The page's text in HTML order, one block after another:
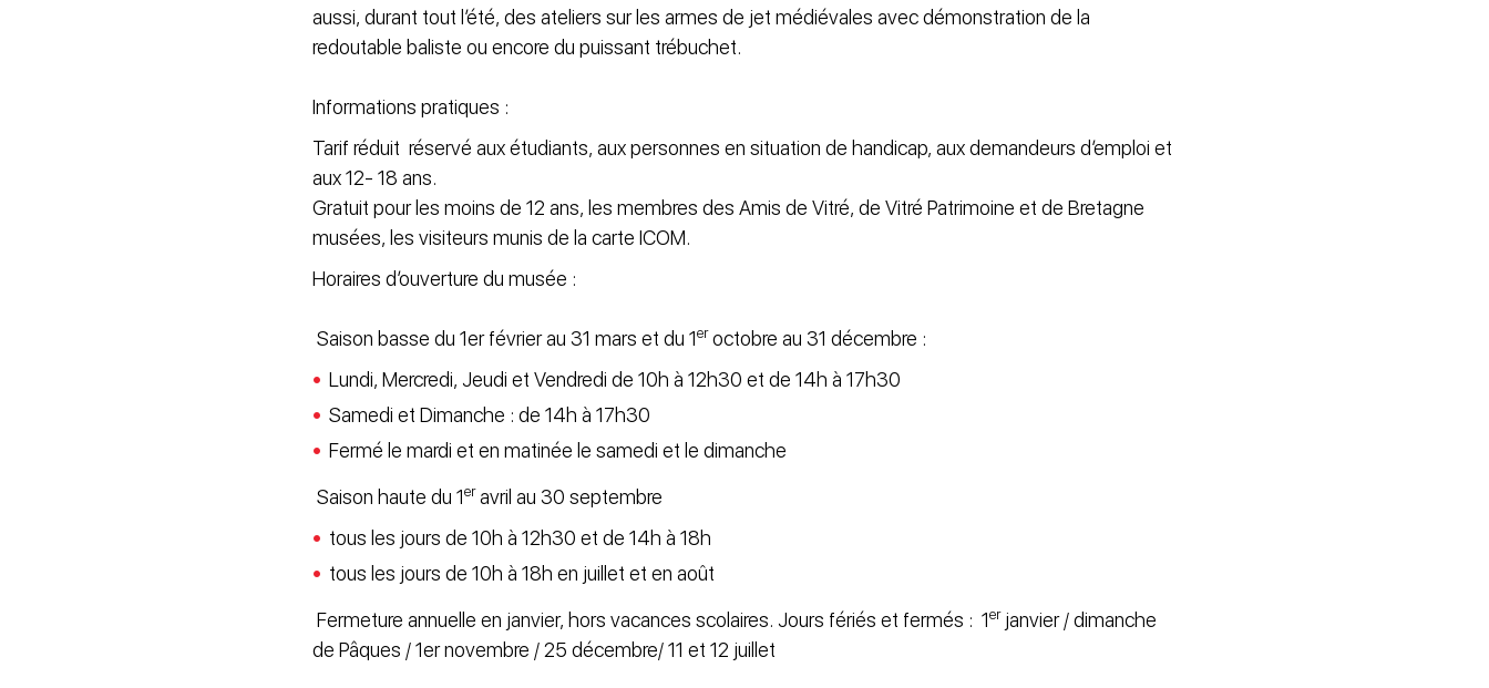
aussi, durant tout l’été, des ateliers sur les armes de jet médiévales avec démonstration de la
redoutable baliste ou encore du puissant trébuchet.
Informations pratiques :
Tarif réduit réservé aux étudiants, aux personnes en situation de handicap, aux demandeurs d’emploi et
aux 12- 18 ans.
Gratuit pour les moins de 12 ans, les membres des Amis de Vitré, de Vitré Patrimoine et de Bretagne
musées, les visiteurs munis de la carte ICOM.
Horaires d’ouverture du musée :
Saison basse du 1er février au 31 mars et du 1eroctobre au 31 décembre :
Lundi, Mercredi, Jeudi et Vendredi de 10h à 12h30 et de 14h à 17h30
Samedi et Dimanche : de 14h à 17h30
Fermé le mardi et en matinée le samedi et le dimanche
Saison haute du 1eravril au 30 septembre
tous les jours de 10h à 12h30 et de 14h à 18h
tous les jours de 10h à 18h en juillet et en août
Fermeture annuelle en janvier, hors vacances scolaires. Jours fériés et fermés : 1erjanvier / dimanche
de Pâques / 1er novembre / 25 décembre/ 11 et 12 juillet